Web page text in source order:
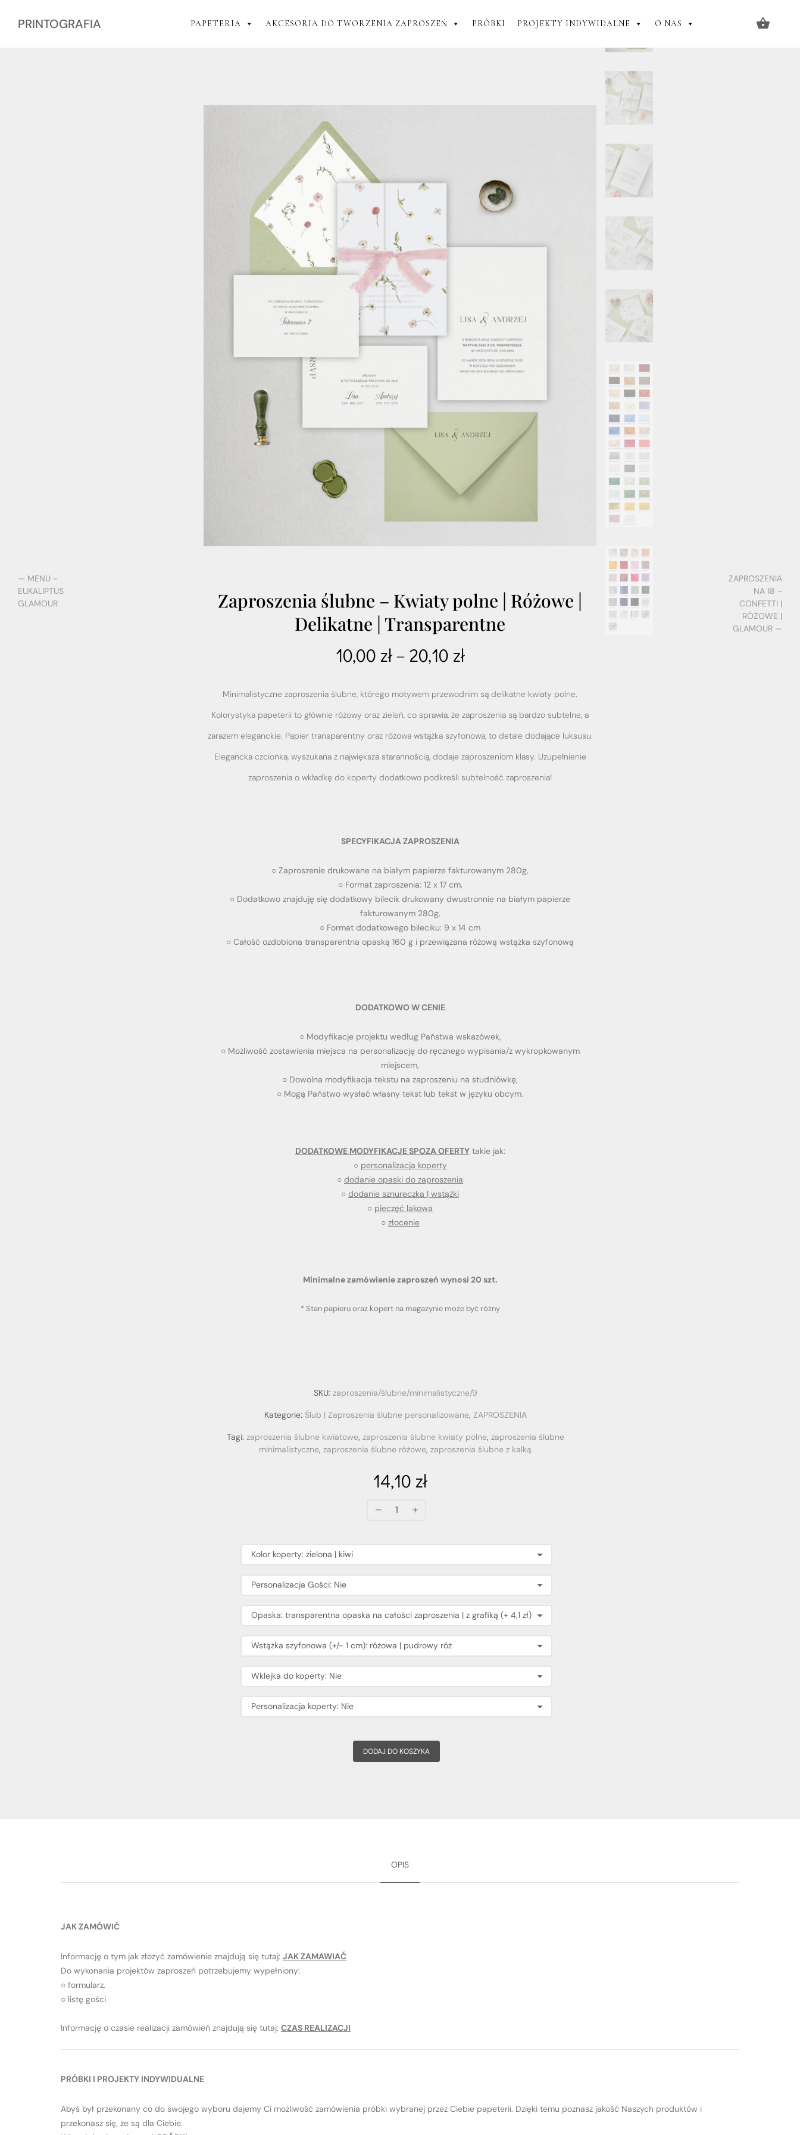
PRINTOGRAFIA PAPETERIA AKCESORIA DO TWORZENIA ZAPROSZEŃ PRÓBKI PROJEKTY INDYWIDALNE O NAS
— MENU -
EUKALIPTUS
GLAMOUR
ZAPROSZENIA
NA 18 -
CONFETTI |
RÓŻOWE |
GLAMOUR —
Zaproszenia ślubne – Kwiaty polne | Różowe |
Delikatne | Transparentne
10,00 zł– 20,10 zł
Minimalistyczne zaproszenia ślubne, którego motywem przewodnim są delikatne kwiaty polne.
Kolorystyka papeterii to głównie różowy oraz zieleń, co sprawia, że zaproszenia są bardzo subtelne, a
zarazem eleganckie. Papier transparentny oraz różowa wstążka szyfonowa, to detale dodające luksusu.
Elegancka czcionka, wyszukana z największa starannością, dodaje zaproszeniom klasy. Uzupełnienie
zaproszenia o wkładkę do koperty dodatkowo podkreśli subtelność zaproszenia!
SPECYFIKACJA ZAPROSZENIA
○ Zaproszenie drukowane na białym papierze fakturowanym 280g,
○ Format zaproszenia: 12 x 17 cm,
○ Dodatkowo znajduję się dodatkowy bilecik drukowany dwustronnie na białym papierze
fakturowanym 280g,
○ Format dodatkowego bileciku: 9 x 14 cm
○ Całość ozdobiona transparentna opaską 160 g i przewiązana różową wstążka szyfonową
DODATKOWO W CENIE
○ Modyfikacje projektu według Państwa wskazówek,
○ Możliwość zostawienia miejsca na personalizację do ręcznego wypisania/z wykropkowanym
miejscem,
○ Dowolna modyfikacja tekstu na zaproszeniu na studniówkę,
○ Mogą Państwo wysłać własny tekst lub tekst w języku obcym.
DODATKOWE MODYFIKACJE SPOZA OFERTYtakie jak:
○ personalizacja koperty
○ dodanie opaski do zaproszenia
○ dodanie sznureczka | wstążki
○ pieczęć lakowa
○ złocenie
Minimalne zamówienie zaproszeń wynosi 20 szt.
* Stan papieru oraz kopert na magazynie może być różny
SKU: zaproszenia/ślubne/minimalistyczne/9
Kategorie: Ślub | Zaproszenia ślubne personalizowane, ZAPROSZENIA
Tagi: zaproszenia ślubne kwiatowe, zaproszenia ślubne kwiaty polne, zaproszenia ślubne
minimalistyczne, zaproszenia ślubne różowe, zaproszenia ślubne z kalką
14,10 zł
DODAJ DO KOSZYKA
OPIS
JAK ZAMÓWIĆ
Informację o tym jak złożyć zamówienie znajdują się tutaj: JAK ZAMAWIAĆ
Do wykonania projektów zaproszeń potrzebujemy wypełniony:
○ formularz,
○ listę gości
Informację o czasie realizacji zamówień znajdują się tutaj: CZAS REALIZACJI
PRÓBKI I PROJEKTY INDYWIDUALNE
Abyś był przekonany co do swojego wyboru dajemy Ci możliwość zamówienia próbki wybranej przez Ciebie papeterii. Dzięki temu poznasz jakość Naszych produktów i
przekonasz się, że są dla Ciebie.